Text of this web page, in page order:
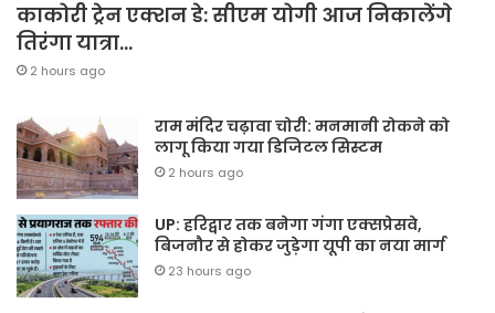
काकोरी ट्रेन एक्शन डे: सीएम योगी आज निकालेंगे
तिरंगा यात्रा…
2 hours ago
राम मंदिर चढ़ावा चोरी: मनमानी रोकने को
लागू किया गया डिजिटल सिस्टम
2 hours ago
UP: हरिद्वार तक बनेगा गंगा एक्सप्रेसवे,
बिजनौर से होकर जुड़ेगा यूपी का नया मार्ग
23 hours ago